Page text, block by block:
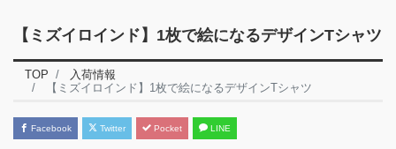
【ミズイロインド】1枚で絵になるデザインTシャツ
TOP
入荷情報
【ミズイロインド】1枚で絵になるデザインTシャツ
Facebook Twitter Pocket LINE